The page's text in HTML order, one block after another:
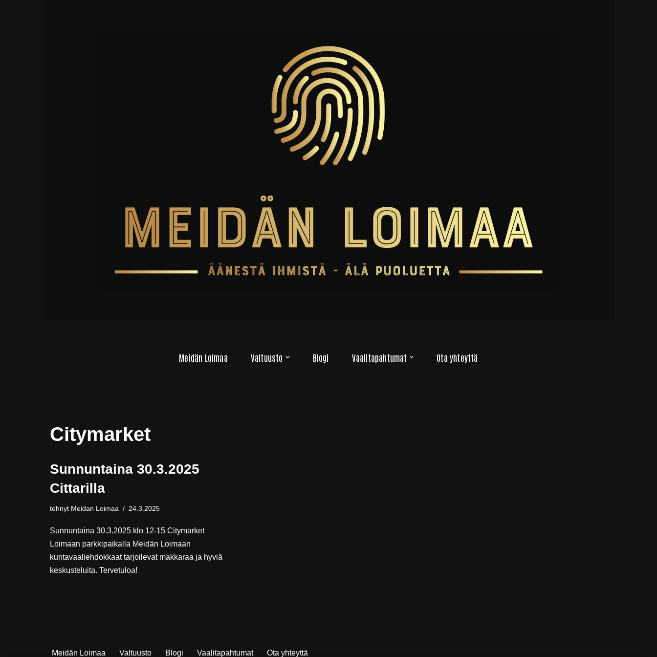
Meidän Loimaa Valtuusto Blogi Vaalitapahtumat Ota yhteyttä
Citymarket
Sunnuntaina 30.3.2025
Cittarilla
tehnyt Meidan Loimaa 24.3.2025
Sunnuntaina 30.3.2025 klo 12-15 Citymarket
Loimaan parkkipaikalla Meidän Loimaan
kuntavaaliehdokkaat tarjoilevat makkaraa ja hyviä
keskusteluita. Tervetuloa!
Meidän Loimaa Valtuusto Blogi Vaalitapahtumat Ota yhteyttä